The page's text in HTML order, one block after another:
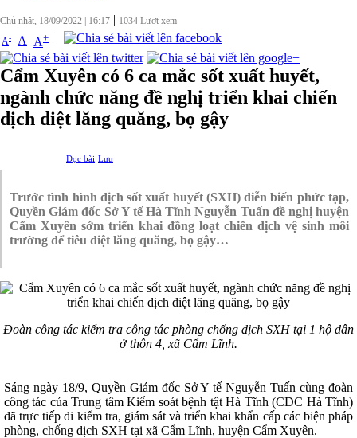
Chủ nhật, 18/09/2022 16:17 | 1034 Lượt xem
A- A A+ |
Cẩm Xuyên có 6 ca mắc sốt xuất huyết,
ngành chức năng đề nghị triển khai chiến
dịch diệt lăng quăng, bọ gậy
Đọc bài Lưu
Trước tình hình dịch sốt xuất huyết (SXH) diễn biến phức tạp,
Quyền Giám đốc Sở Y tế Hà Tĩnh Nguyễn Tuấn đề nghị huyện
Cẩm Xuyên sớm triển khai đồng loạt chiến dịch vệ sinh môi
trường để tiêu diệt lăng quăng, bọ gậy…
Đoàn công tác kiểm tra công tác phòng chống dịch SXH tại 1 hộ dân
ở thôn 4, xã Cẩm Lĩnh.
Sáng ngày 18/9, Quyền Giám đốc Sở Y tế Nguyễn Tuấn cùng đoàn
công tác của Trung tâm Kiểm soát bệnh tật Hà Tĩnh (CDC Hà Tĩnh)
đã trực tiếp đi kiểm tra, giám sát và triển khai khẩn cấp các biện pháp
phòng, chống dịch SXH tại xã Cẩm Lĩnh, huyện Cẩm Xuyên.